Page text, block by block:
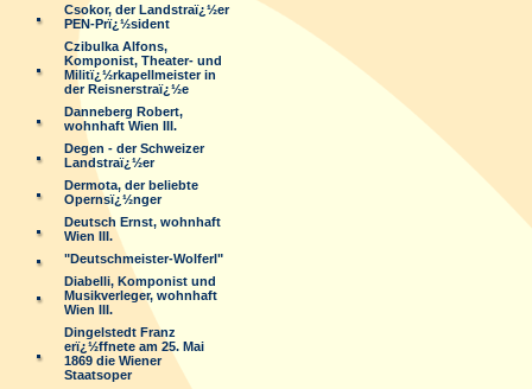
Csokor, der Landstraï¿½er
PEN-Prï¿½sident
Czibulka Alfons,
Komponist, Theater- und
Militï¿½rkapellmeister in
der Reisnerstraï¿½e
Danneberg Robert,
wohnhaft Wien III.
Degen - der Schweizer
Landstraï¿½er
Dermota, der beliebte
Opernsï¿½nger
Deutsch Ernst, wohnhaft
Wien III.
"Deutschmeister-Wolferl"
Diabelli, Komponist und
Musikverleger, wohnhaft
Wien III.
Dingelstedt Franz
erï¿½ffnete am 25. Mai
1869 die Wiener
Staatsoper